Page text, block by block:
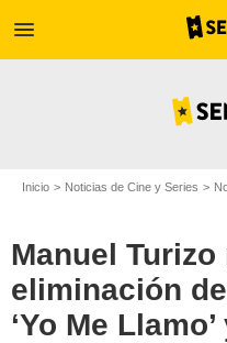
menu
Inicio Noticias de Cine y Series
Manuel
eliminación
‘Yo Me